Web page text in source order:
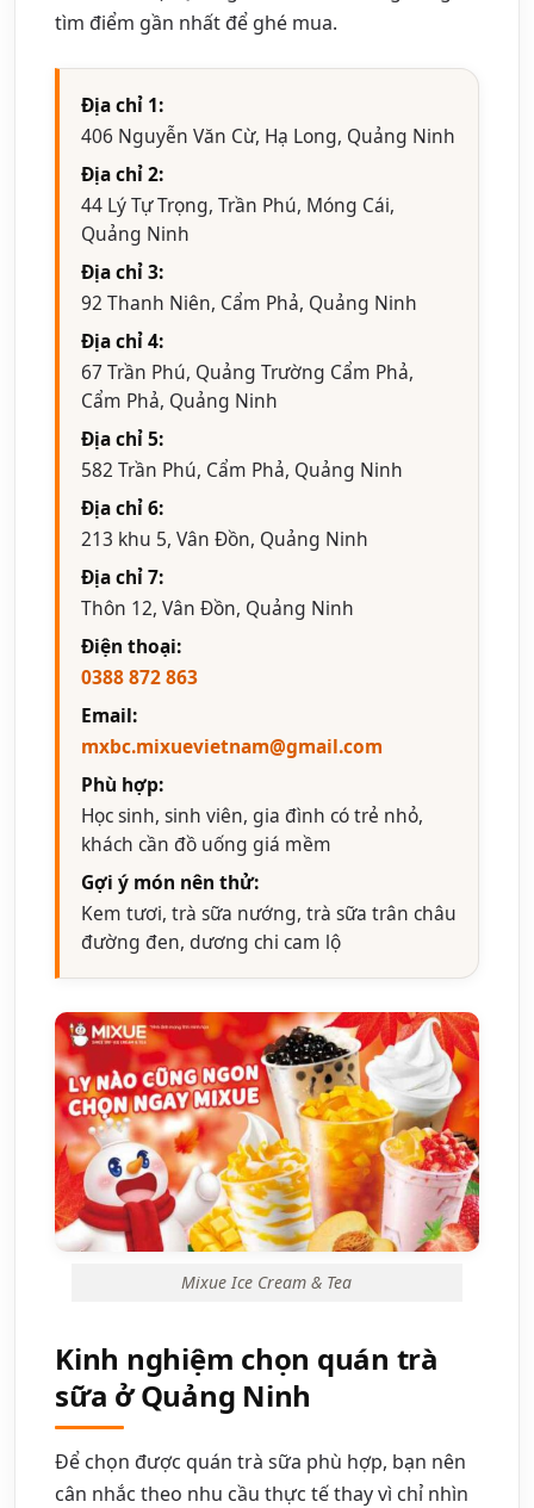
tìm điểm gần nhất để ghé mua.
Địa chỉ 1:
406 Nguyễn Văn Cừ, Hạ Long, Quảng Ninh
Địa chỉ 2:
44 Lý Tự Trọng, Trần Phú, Móng Cái,
Quảng Ninh
Địa chỉ 3:
92 Thanh Niên, Cẩm Phả, Quảng Ninh
Địa chỉ 4:
67 Trần Phú, Quảng Trường Cẩm Phả,
Cẩm Phả, Quảng Ninh
Địa chỉ 5:
582 Trần Phú, Cẩm Phả, Quảng Ninh
Địa chỉ 6:
213 khu 5, Vân Đồn, Quảng Ninh
Địa chỉ 7:
Thôn 12, Vân Đồn, Quảng Ninh
Điện thoại:
0388 872 863
Email:
mxbc.mixuevietnam@gmail.com
Phù hợp:
Học sinh, sinh viên, gia đình có trẻ nhỏ,
khách cần đồ uống giá mềm
Gợi ý món nên thử:
Kem tươi, trà sữa nướng, trà sữa trân châu
đường đen, dương chi cam lộ
Mixue Ice Cream & Tea
Kinh nghiệm chọn quán trà
sữa ở Quảng Ninh
Để chọn được quán trà sữa phù hợp, bạn nên
cân nhắc theo nhu cầu thực tế thay vì chỉ nhìn